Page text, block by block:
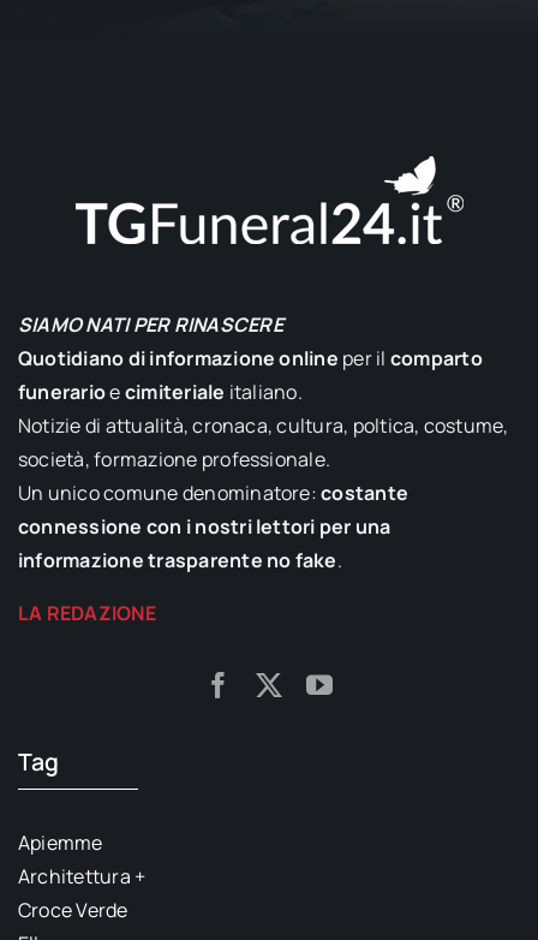
SIAMO NATI PER RINASCERE
Quotidiano di informazione online per il comparto
funerarioecimiteriale italiano.
Notizie di attualità, cronaca, cultura, poltica, costume,
società, formazione professionale.
Un unico comune denominatore:costante
connessione con i nostri lettori per una
informazione trasparente no fake.
LA REDAZIONE
Tag
Apiemme
Architettura +
Croce Verde